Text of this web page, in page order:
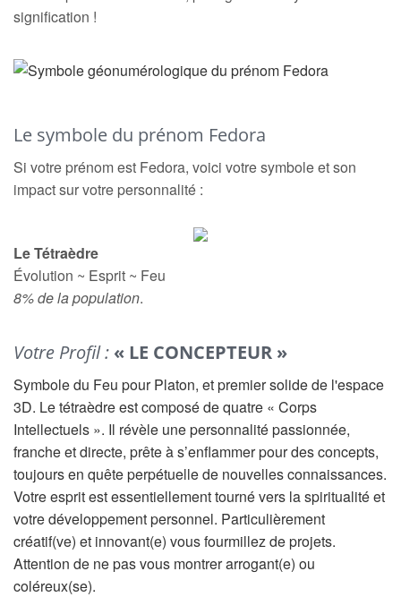
signification !
Le symbole du prénom Fedora
Si votre prénom est Fedora, voici votre symbole et son
impact sur votre personnalité :
Le Tétraèdre
Évolution ~ Esprit ~ Feu
8% de la population.
Votre Profil : « LE CONCEPTEUR »
Symbole du Feu pour Platon, et premier solide de l'espace
3D. Le tétraèdre est composé de quatre « Corps
Intellectuels ». Il révèle une personnalité passionnée,
franche et directe, prête à s’enflammer pour des concepts,
toujours en quête perpétuelle de nouvelles connaissances.
Votre esprit est essentiellement tourné vers la spiritualité et
votre développement personnel. Particulièrement
créatif(ve) et innovant(e) vous fourmillez de projets.
Attention de ne pas vous montrer arrogant(e) ou
coléreux(se).